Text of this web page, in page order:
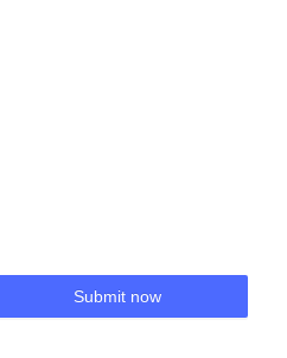
Submit now